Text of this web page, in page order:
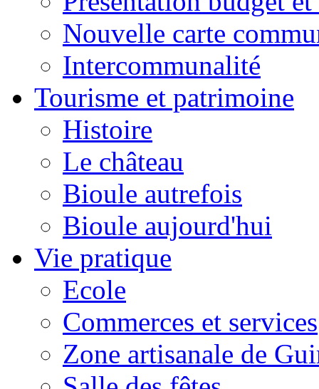
Nouvelle carte
Intercommunalité
Tourisme et patrimoine
Histoire
Le château
Bioule autrefois
Bioule aujourd'hui
Vie pratique
Ecole
Commerces et services
Zone artisanale de